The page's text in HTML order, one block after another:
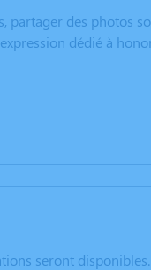
partager des photos
dédié à
seront disponibles.